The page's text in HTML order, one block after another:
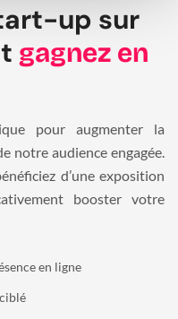
up sur
gagnez en
pour augmenter la
notre audience engagée.
d’une exposition
booster votre
en ligne